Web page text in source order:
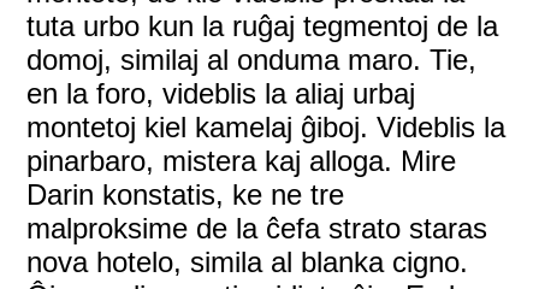
tuta urbo kun la ruĝaj tegmentoj de la
domoj, similaj al onduma maro. Tie,
en la foro, videblis la aliaj urbaj
montetoj kiel kamelaj ĝiboj. Videblis la
pinarbaro, mistera kaj alloga. Mire
Darin konstatis, ke ne tre
malproksime de la ĉefa strato staras
nova hotelo, simila al blanka cigno.